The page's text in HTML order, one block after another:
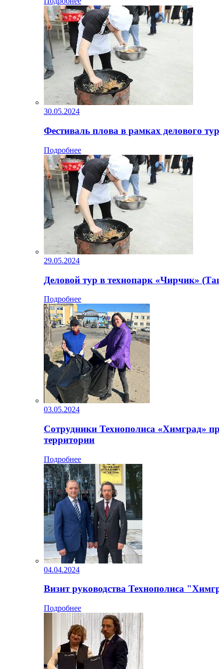
30.05.2024
Фестиваль плова в рамках делового
Подробнее
29.05.2024
Деловой тур в технопарк «Чирчик»
Подробнее
03.05.2024
Сотрудники Технополиса «Химград»
территории
Подробнее
04.04.2024
Визит руководства Технополиса
Подробнее